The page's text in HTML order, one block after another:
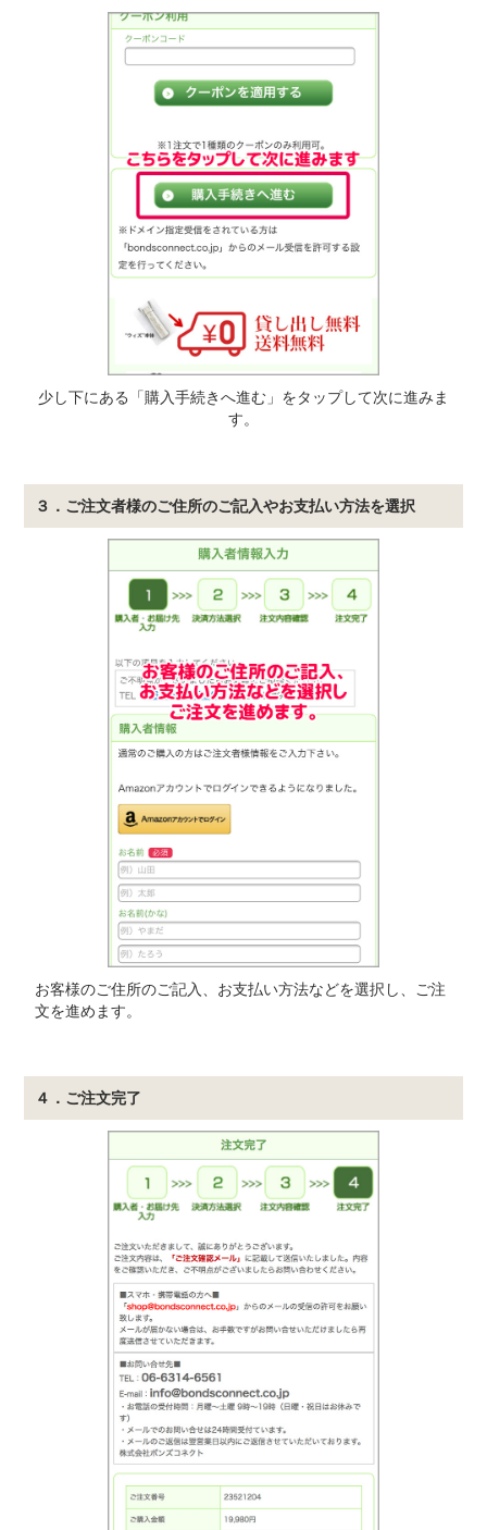
少し下にある「購入手続きへ進む」をタップして次に進みま
す。
３．ご注文者様のご住所のご記入やお支払い方法を選択
お客様のご住所のご記入、お支払い方法などを選択し、ご注
文を進めます。
４．ご注文完了